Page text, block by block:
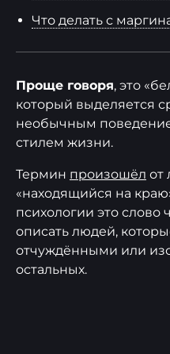
Что делать с
Проще говоря, это
который выделяется
необычным
стилем жизни.
Термин произошёл от
«находящийся на
психологии это слово
описать людей,
отчуждёнными или
остальных.